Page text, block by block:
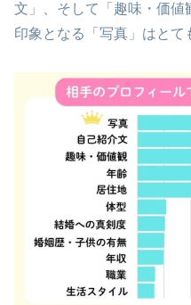
文」、そして「趣味・価値
印象となる「写真」はとて